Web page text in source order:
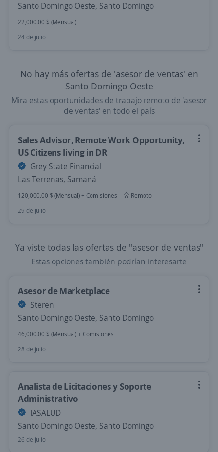
Santo Domingo Oeste, Santo Domingo
22,000.00 $ (Mensual)
24 de julio
No hay más ofertas de 'asesor de ventas' en
Santo Domingo Oeste
Mira estas oportunidades de trabajo remoto de 'asesor
de ventas' en todo el país
Sales Advisor, Remote Work Opportunity,
US Citizens living in DR
Grey State Financial
Las Terrenas, Samaná
120,000.00 $ (Mensual) + Comisiones
Remoto
29 de julio
Ya viste todas las ofertas de "asesor de ventas"
Estas opciones también podrían interesarte
Asesor de Marketplace
Steren
Santo Domingo Oeste, Santo Domingo
46,000.00 $ (Mensual) + Comisiones
28 de julio
Analista de Licitaciones y Soporte
Administrativo
IASALUD
Santo Domingo Oeste, Santo Domingo
26 de julio